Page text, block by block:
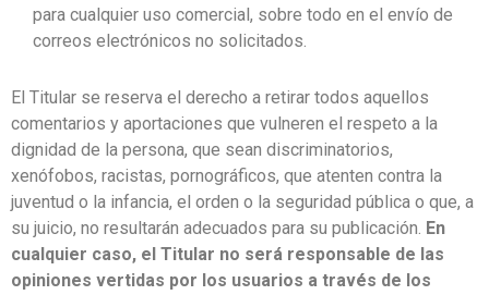
para cualquier uso comercial, sobre todo en el envío de
correos electrónicos no solicitados.
El Titular se reserva el derecho a retirar todos aquellos
comentarios y aportaciones que vulneren el respeto a la
dignidad de la persona, que sean discriminatorios,
xenófobos, racistas, pornográficos, que atenten contra la
juventud o la infancia, el orden o la seguridad pública o que, a
su juicio, no resultarán adecuados para su publicación. En
cualquier caso, el Titular no será responsable de las
opiniones vertidas por los usuarios a través de los